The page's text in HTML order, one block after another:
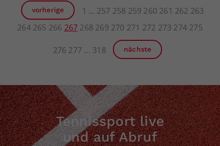
vorherige 1 257 258 259 260 261 262 263
264 265 266 267 268 269 270 271 272 273 274 275
276 277 318 nächste
Tennissport live
und auf Abruf